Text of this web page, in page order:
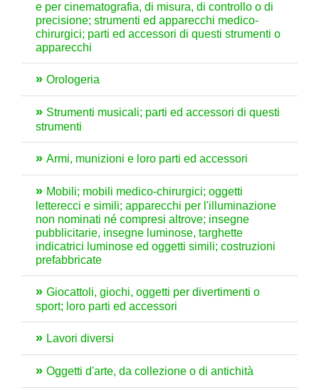
e per cinematografia, di misura, di controllo o di
precisione; strumenti ed apparecchi medico-
chirurgici; parti ed accessori di questi strumenti o
apparecchi
Orologeria
Strumenti musicali; parti ed accessori di questi
strumenti
Armi, munizioni e loro parti ed accessori
Mobili; mobili medico-chirurgici; oggetti
letterecci e simili; apparecchi per l'illuminazione
non nominati né compresi altrove; insegne
pubblicitarie, insegne luminose, targhette
indicatrici luminose ed oggetti simili; costruzioni
prefabbricate
Giocattoli, giochi, oggetti per divertimenti o
sport; loro parti ed accessori
Lavori diversi
Oggetti d'arte, da collezione o di antichità